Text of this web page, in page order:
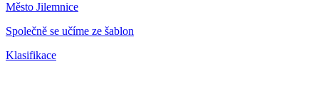
Město Jilemnice
Společně se učíme ze šablon
Klasifikace